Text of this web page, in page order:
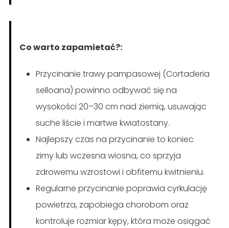
Co warto zapamietać?:
Przycinanie trawy pampasowej (Cortaderia
selloana) powinno odbywać się na
wysokości 20–30 cm nad ziemią, usuwając
suche liście i martwe kwiatostany.
Najlepszy czas na przycinanie to koniec
zimy lub wczesna wiosna, co sprzyja
zdrowemu wzrostowi i obfitemu kwitnieniu.
Regularne przycinanie poprawia cyrkulację
powietrza, zapobiega chorobom oraz
kontroluje rozmiar kępy, która może osiągać